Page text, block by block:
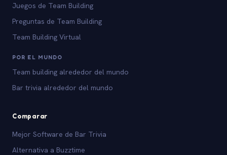
Juegos de Team Building
Preguntas de Team Building
Team Building Virtual
POR EL MUNDO
Team building alrededor del mundo
Bar trivia alrededor del mundo
Comparar
Mejor Software de Bar Trivia
Alternativa a Buzztime